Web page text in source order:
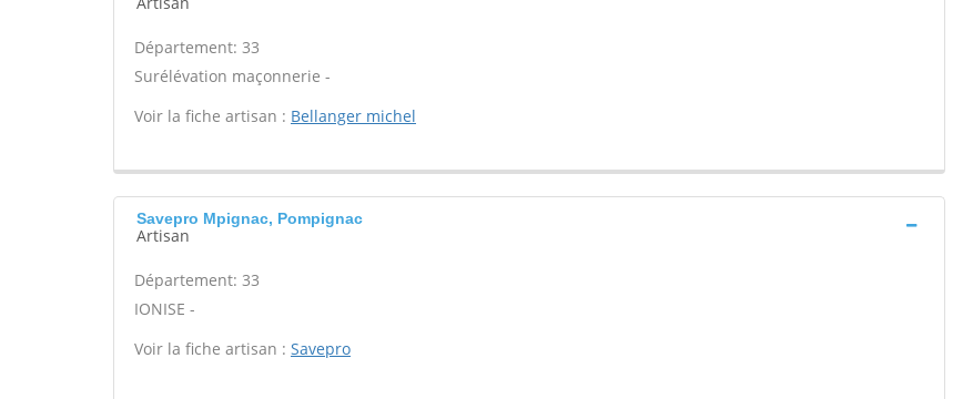
Département: 33
Surélévation maçonnerie -
Voir la fiche artisan : Bellanger michel
Savepro Mpignac, Pompignac
Artisan
Département: 33
IONISE -
Voir la fiche artisan : Savepro